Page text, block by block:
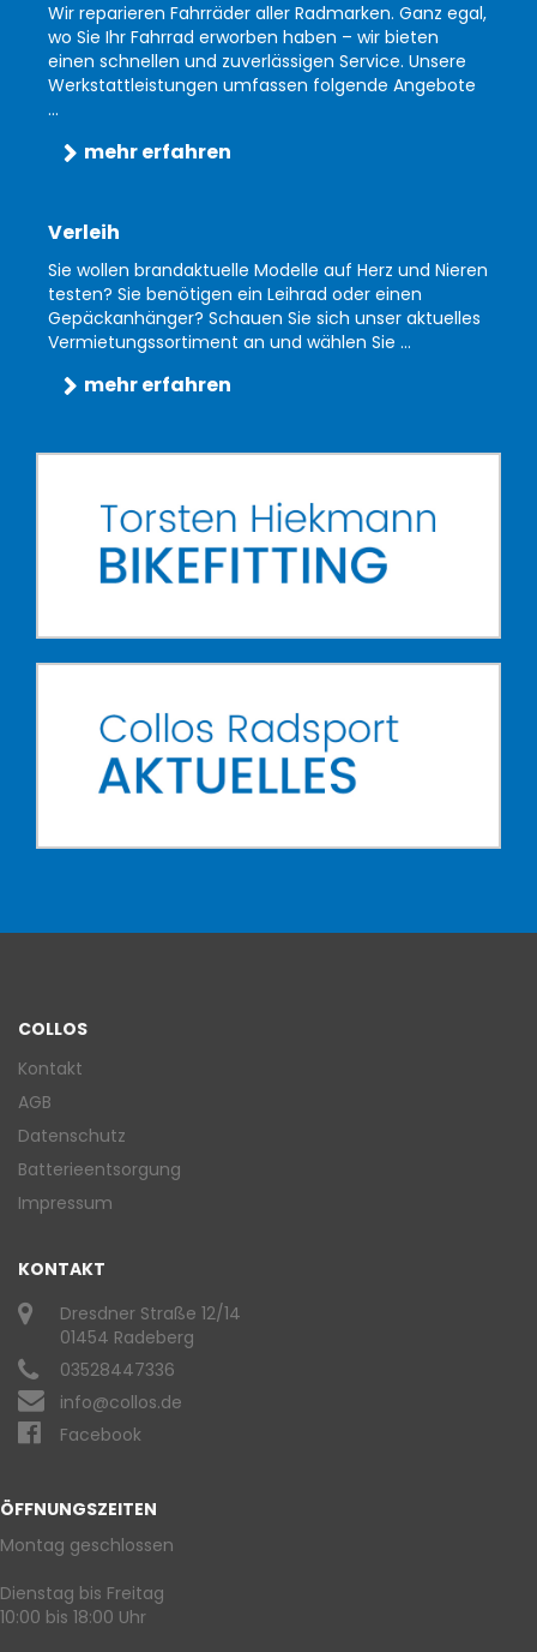
Wir reparieren Fahrräder aller Radmarken. Ganz egal,
wo Sie Ihr Fahrrad erworben haben – wir bieten
einen schnellen und zuverlässigen Service. Unsere
Werkstattleistungen umfassen folgende Angebote
...
mehr erfahren
Verleih
Sie wollen brandaktuelle Modelle auf Herz und Nieren
testen? Sie benötigen ein Leihrad oder einen
Gepäckanhänger? Schauen Sie sich unser aktuelles
Vermietungssortiment an und wählen Sie ...
mehr erfahren
COLLOS
Kontakt
AGB
Datenschutz
Batterieentsorgung
Impressum
KONTAKT
Dresdner Straße 12/14
01454 Radeberg
03528447336
info@collos.de
Facebook
ÖFFNUNGSZEITEN
Montag geschlossen
Dienstag bis Freitag
10:00 bis 18:00 Uhr